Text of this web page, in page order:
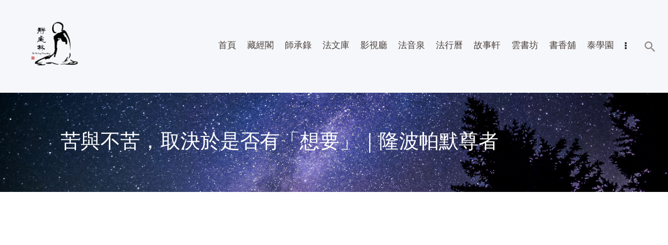
首頁 藏經閣 師承錄 法文庫 影視廳 法音泉 法行曆 故事軒 雲書坊 書香舖 泰學園
苦與不苦，取決於是否有「想要」｜隆波帕默尊者